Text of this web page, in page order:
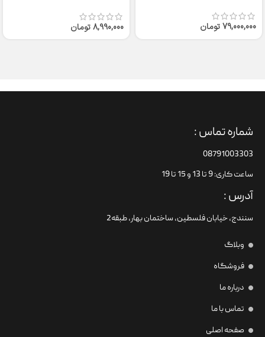
79,000,000تومان
8,990,000تومان
شماره تماس :
08791003303
ساعت کاری: 9 تا 13 و 15 تا 19
آدرس :
سنندج، خیابان فلسطین،‌ ساختمان بهار، طبقه2
وبلاگ
فروشگاه
درباره ما
تماس با ما
صفحه اصلی